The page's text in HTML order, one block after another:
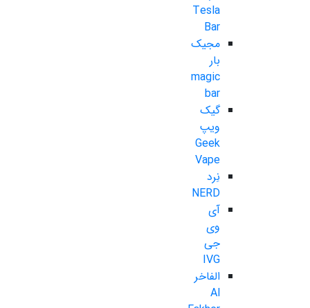
Tesla
Bar
مجیک
بار
magic
bar
گیک
ویپ
Geek
Vape
نِرد
NERD
آی
وی
جی
IVG
الفاخر
Al